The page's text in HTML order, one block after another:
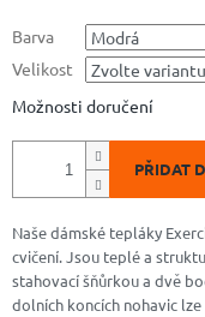
Barva
Velikost
Možnosti doručení
PŘIDAT
Naše dámské tepláky
cvičení. Jsou teplé a
stahovací šňůrkou a dvě
dolních koncích nohavic